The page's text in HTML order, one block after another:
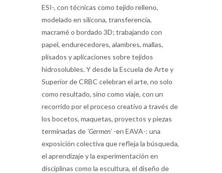
ESI-, con técnicas como tejido relleno,
modelado en silicona, transferencia,
macramé o bordado 3D; trabajando con
papel, endurecedores, alambres, mallas,
plisados y aplicaciones sobre tejidos
hidrosolubles. Y desde la Escuela de Arte y
Superior de CRBC celebran el arte, no solo
como resultado, sino como viaje, con un
recorrido por el proceso creativo a través de
los bocetos, maquetas, proyectos y piezas
terminadas de ‘Germen’ -en EAVA-: una
exposición colectiva que refleja la búsqueda,
el aprendizaje y la experimentación en
disciplinas como la escultura, el diseño de